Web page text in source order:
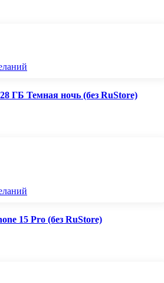
ГБ Темная ночь (без RuStore)
15 Pro (без RuStore)